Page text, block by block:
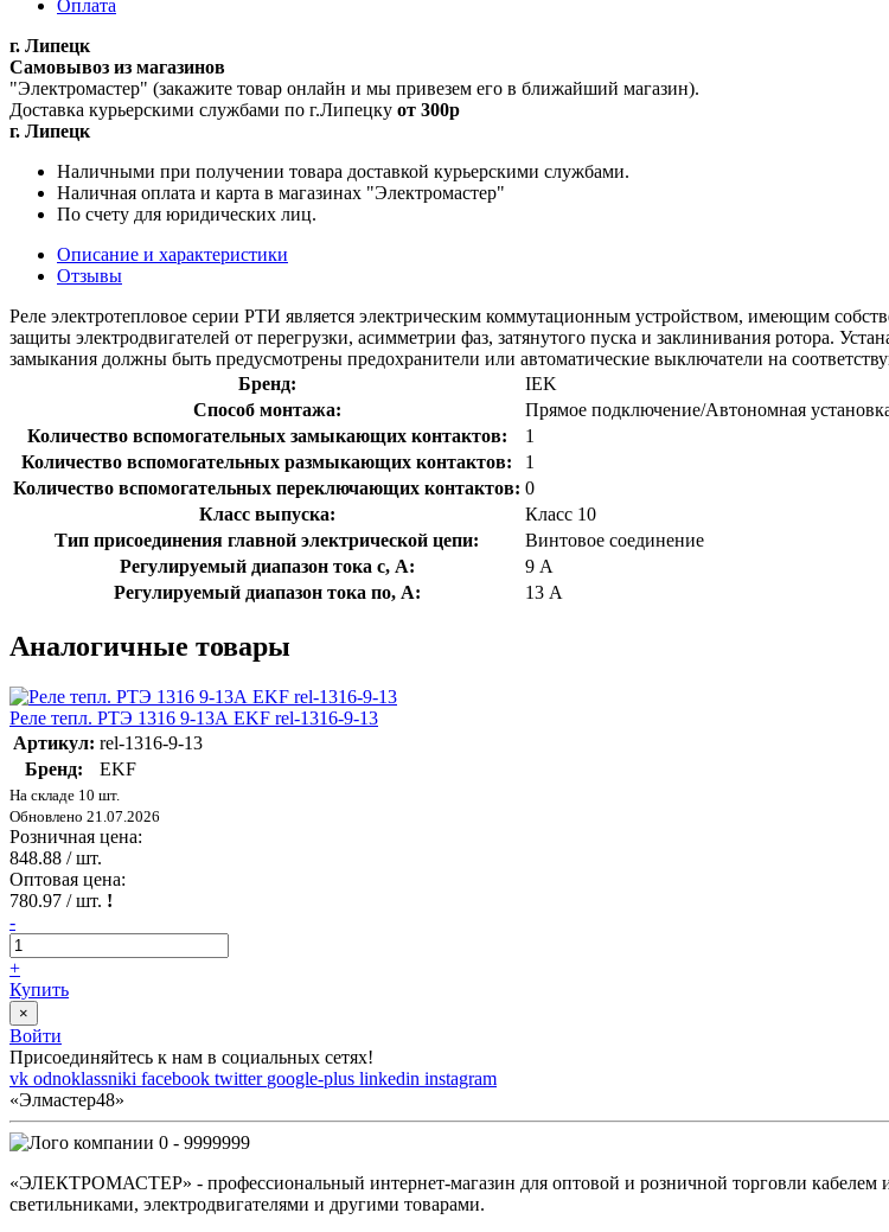
Оплата
г. Липецк
Самовывоз из магазинов
"Электромастер" (закажите товар онлайн и мы привезем его в ближайший магазин).
Доставка курьерскими службами по г.Липецку от 300р
г. Липецк
Наличными при получении товара доставкой курьерскими службами.
Наличная оплата и карта в магазинах "Электромастер"
По счету для юридических лиц.
Описание и характеристики
Отзывы
Реле электротепловое серии РТИ является электрическим коммутационным устройством, имеющим
защиты электродвигателей от перегрузки, асимметрии фаз, затянутого пуска и заклинивания ротора.
замыкания должны быть предусмотрены предохранители или автоматические выключатели на
Бренд:
IEK
Способ монтажа:
Прямое подключение/Автономная
Количество вспомогательных замыкающих контактов:
1
Количество вспомогательных размыкающих контактов:
1
Количество вспомогательных переключающих контактов: 0
Класс выпуска:
Класс 10
Тип присоединения главной электрической цепи:
Винтовое соединение
Регулируемый диапазон тока с, А:
9 А
Регулируемый диапазон тока по, А:
13 А
Аналогичные товары
Реле тепл. РТЭ 1316 9-13А EKF rel-1316-9-13
Артикул: rel-1316-9-13
Бренд:
EKF
На складе 10 шт.
Обновлено 21.07.2026
Розничная цена:
848.88 / шт.
Оптовая цена:
780.97 / шт. !
-
+
Купить
×
Войти
Присоединяйтесь к нам в социальных сетях!
vk odnoklassniki facebook twitter google-plus linkedin instagram
«Элмастер48»
0 - 9999999
«ЭЛЕКТРОМАСТЕР» - профессиональный интернет-магазин для оптовой и розничной торговли кабелем
светильниками, электродвигателями и другими товарами.